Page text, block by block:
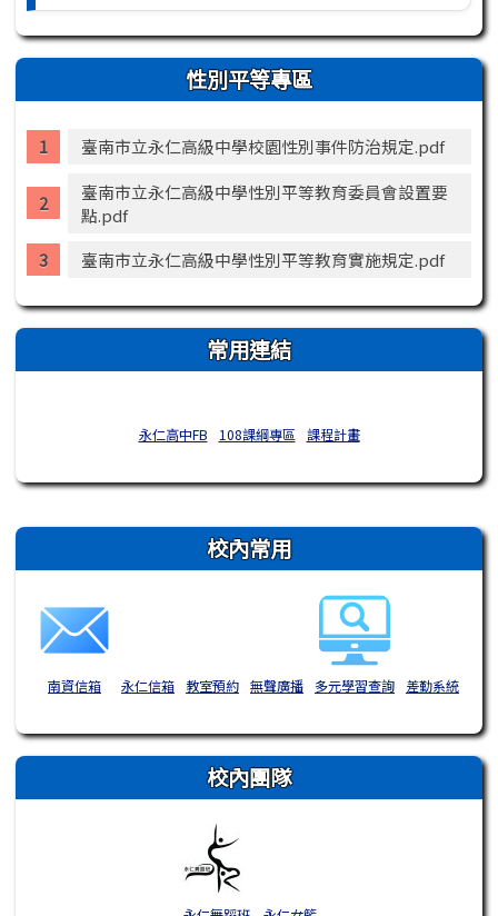
性別平等專區
臺南市立永仁高級中學校園性別事件防治規定.pdf
臺南市立永仁高級中學性別平等教育委員會設置要
點.pdf
臺南市立永仁高級中學性別平等教育實施規定.pdf
常用連結
永仁高中FB 108課綱專區 課程計畫
右邊區域內容 校內常用
南資信箱 永仁信箱 教室預約 無聲廣播 多元學習查詢 差勤系統
校內團隊